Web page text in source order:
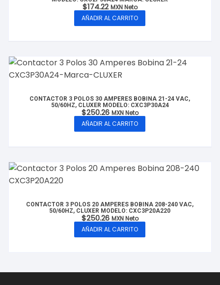
$174.22 MXN Neto
AÑADIR AL CARRITO
CONTACTOR 3 POLOS 30 AMPERES BOBINA 21-24 VAC,
50/60HZ, CLUXER MODELO: CXC3P30A24
$250.26 MXN Neto
AÑADIR AL CARRITO
CONTACTOR 3 POLOS 20 AMPERES BOBINA 208-240 VAC,
50/60HZ, CLUXER MODELO: CXC3P20A220
$250.26 MXN Neto
AÑADIR AL CARRITO